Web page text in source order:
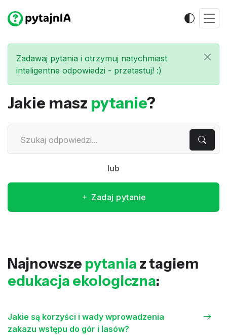
Zadawaj pytania i otrzymuj natychmiast
inteligentne odpowiedzi - przetestuj! :)
Jakie masz pytanie?
lub
Zadaj pytanie
Najnowsze pytania z tagiem
edukacja ekologiczna:
Jakie są korzyści i wady wprowadzenia
zakazu wstępu do gór i lasów?